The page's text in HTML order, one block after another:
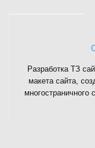
Разработка ТЗ
макета сайта,
многостраничного